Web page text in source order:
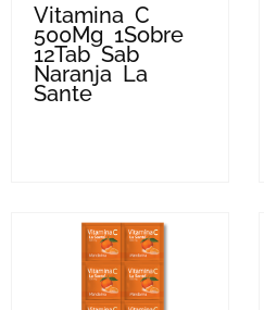
Vitamina C
500Mg 1Sobre
12Tab Sab
Naranja La
Sante